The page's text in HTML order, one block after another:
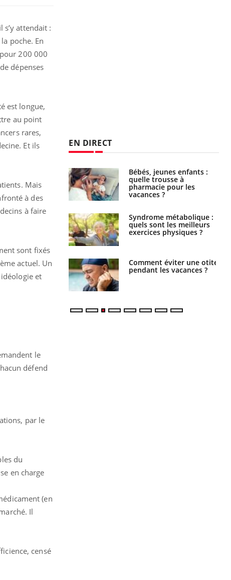
attendait :
poche. En
200 000
dépenses
est longue,
au point
rares,
Et ils
Mais
à des
à faire
sont fixés
actuel. Un
et
le
défend
par le
du
en charge
(en
Il
censé
EN DIRECT
pour
des yeux”
du sommeil
est-il trop
ou simplement
?
Bébés, jeunes enfants :
quelle trousse à
pharmacie pour les
vacances ?
Syndrome métabolique :
quels sont les meilleurs
exercices physiques ?
Comment éviter une otite
pendant les vacances ?